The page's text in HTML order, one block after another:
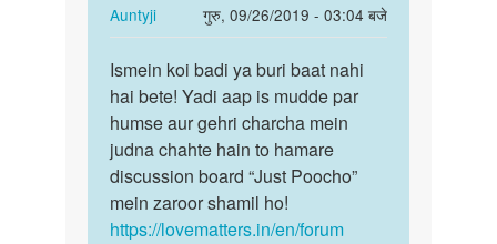
sath
sex
krna
by
vishal
jain
psanha
Auntyji
गुरु, 09/26/2019 - 03:04 बजे
In
reply
to
muja
gay
sex
karana
psanha
by
Ismein
koi
badi
ya
buri
baat…
Ismein koi badi ya buri baat nahi
hai bete! Yadi aap is mudde par
humse aur gehri charcha mein
judna chahte hain to hamare
discussion board “Just Poocho”
mein zaroor shamil ho!
https://lovematters.in/en/forum